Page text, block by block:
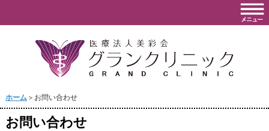
ホーム＞お問い合わせ
お問い合わせ